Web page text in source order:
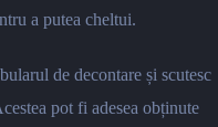
a putea cheltui.
de decontare și scutesc
pot fi adesea obținute